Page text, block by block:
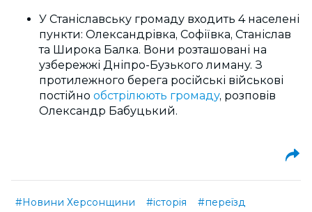
У Станіславську громаду входить 4 населені
пункти: Олександрівка, Софіївка, Станіслав
та Широка Балка. Вони розташовані на
узбережжі Дніпро-Бузького лиману. З
протилежного берега російські військові
постійно обстрілюють громаду, розповів
Олександр Бабуцький.
#Новини Херсонщини #історія #переїзд